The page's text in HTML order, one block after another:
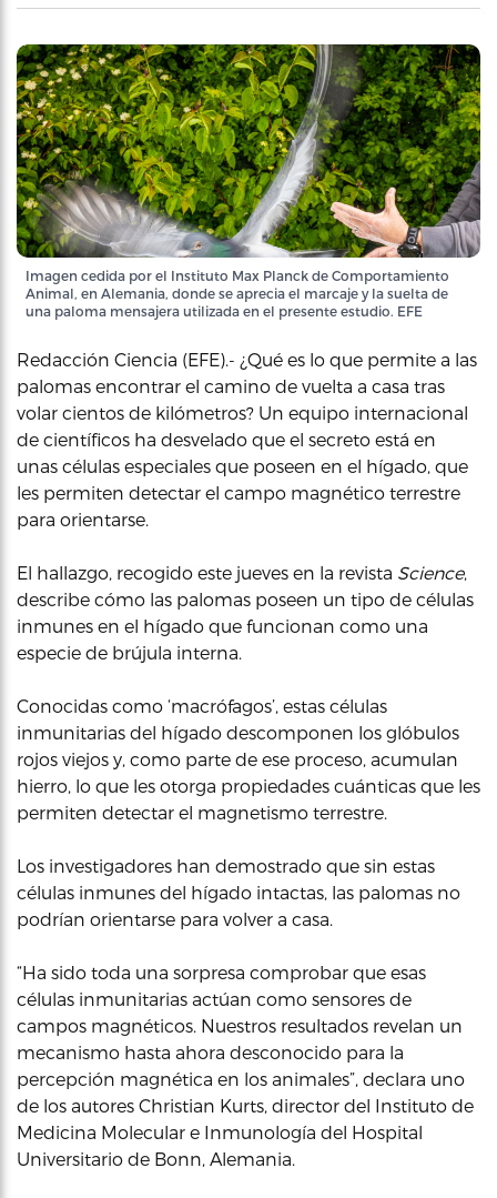
Imagen cedida por el Instituto Max Planck de Comportamiento
Animal, en Alemania, donde se aprecia el marcaje y la suelta de
una paloma mensajera utilizada en el presente estudio. EFE
Redacción Ciencia (EFE).- ¿Qué es lo que permite a las
palomas encontrar el camino de vuelta a casa tras
volar cientos de kilómetros? Un equipo internacional
de científicos ha desvelado que el secreto está en
unas células especiales que poseen en el hígado, que
les permiten detectar el campo magnético terrestre
para orientarse.
El hallazgo, recogido este jueves en la revista Science,
describe cómo las palomas poseen un tipo de células
inmunes en el hígado que funcionan como una
especie de brújula interna.
Conocidas como ‘macrófagos’, estas células
inmunitarias del hígado descomponen los glóbulos
rojos viejos y, como parte de ese proceso, acumulan
hierro, lo que les otorga propiedades cuánticas que les
permiten detectar el magnetismo terrestre.
Los investigadores han demostrado que sin estas
células inmunes del hígado intactas, las palomas no
podrían orientarse para volver a casa.
“Ha sido toda una sorpresa comprobar que esas
células inmunitarias actúan como sensores de
campos magnéticos. Nuestros resultados revelan un
mecanismo hasta ahora desconocido para la
percepción magnética en los animales”, declara uno
de los autores Christian Kurts, director del Instituto de
Medicina Molecular e Inmunología del Hospital
Universitario de Bonn, Alemania.